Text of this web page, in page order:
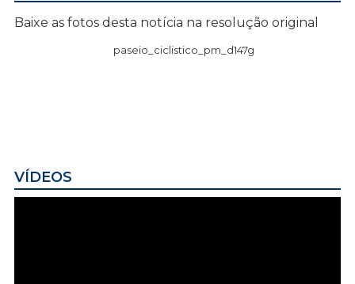
Baixe as fotos desta notícia na resolução original
paseio_ciclistico_pm_d147g
VÍDEOS